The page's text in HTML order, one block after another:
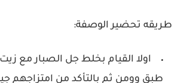
طريقه تحضير الوصفة:
اولا القيام بخلط جل الصبار مع
طبق وومن ثم بالتأكد من امتزاجهم